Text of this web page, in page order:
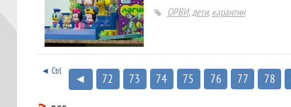
ОРВИ,дети, карантин
◄ Ctrl
◄ 72 73 74 75 76 77 78